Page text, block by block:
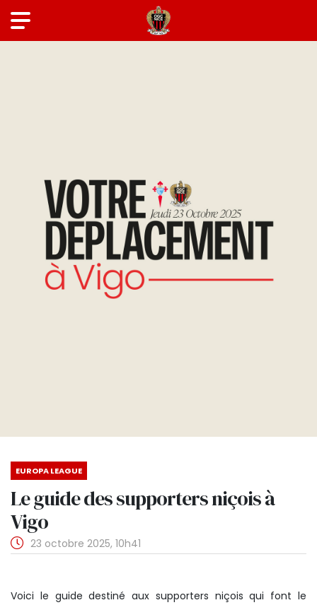
EUROPA LEAGUE
Le guide des supporters niçois à
Vigo
23 octobre 2025, 10h41
Voici le guide destiné aux supporters niçois qui font le